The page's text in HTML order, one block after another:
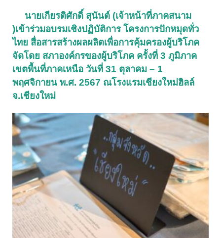
นายเกียรติศักดิ์ สุนันต์ (เจ้าหน้าที่ภาคสนาม
)เข้าร่วมอบรมเชิงปฏิบัติการ โครงการปักหมุดทั่ว
ไทย สื่อสารสร้างผลผลิตเพื่อการคุ้มครองผู้บริโภค
จัดโดย สภาองค์กรของผู้บริโภค ครั้งที่ 3 ภูมิภาค
เขตพื้นที่ภาคเหนือ วันที่ 31 ตุลาคม – 1
พฤศจิกายน พ.ศ. 2567 ณโรงแรมเชียงใหม่ฮิลล์
จ.เชียงใหม่